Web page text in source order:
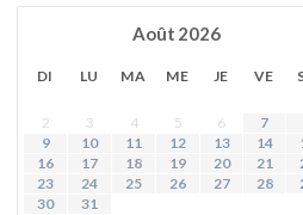
Août 2026
DI LU MA ME JE VE
2
3 4 5 6 7
9
10 11 12 13 14
16
17 18 19 20 21
23
24 25 26 27 28
30
31